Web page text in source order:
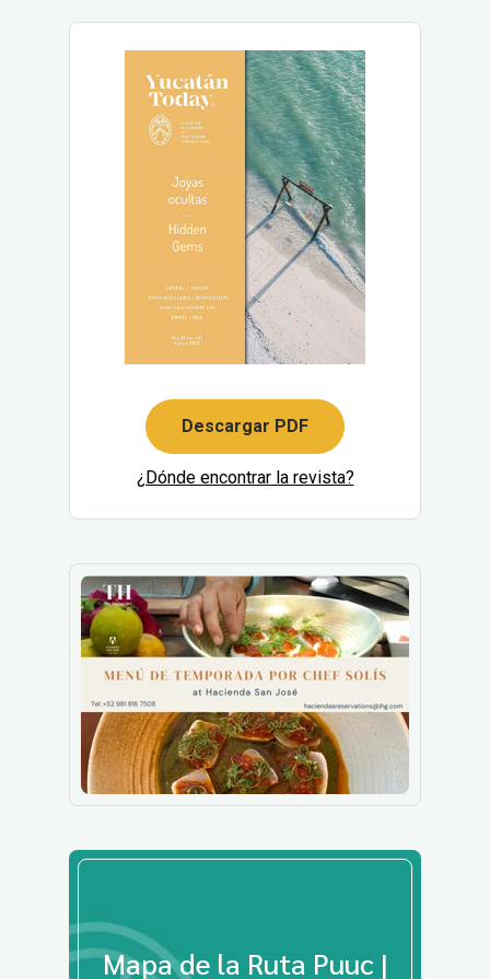
Descargar PDF
¿Dónde encontrar la revista?
Mapa de la Ruta Puuc |